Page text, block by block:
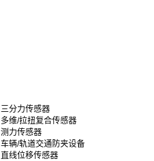
三分力传感器
多维/拉扭复合传感器
测力传感器
车辆/轨道交通防夹设备
直线位移传感器